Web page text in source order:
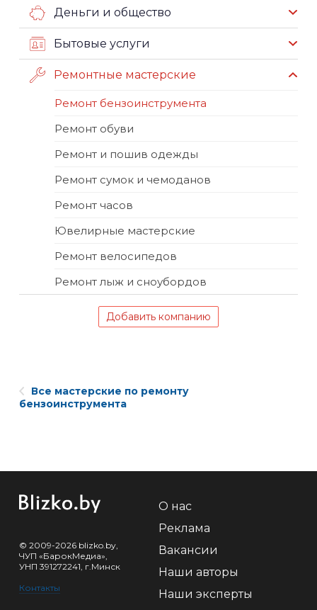
Деньги и общество
Бытовые услуги
Ремонтные мастерские
Ремонт бензоинструмента
Ремонт обуви
Ремонт и пошив одежды
Ремонт сумок и чемоданов
Ремонт часов
Ювелирные мастерские
Ремонт велосипедов
Ремонт лыж и сноубордов
Добавить компанию
Все мастерские по ремонту
бензоинструмента
© 2009-2026 blizko.by,
ЧУП «БарокМедиа»,
УНП 391272241, г.Минск
Контакты
О нас
Реклама
Вакансии
Наши авторы
Наши эксперты